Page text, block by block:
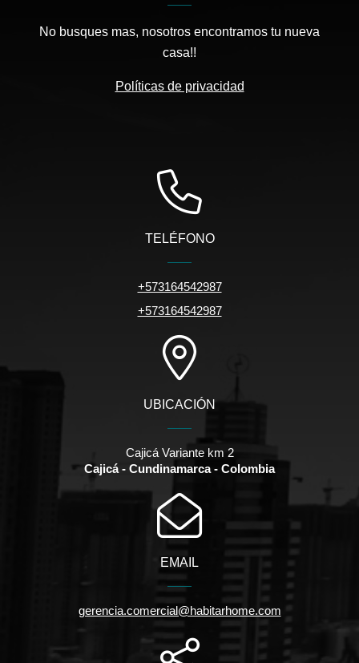
No busques mas, nosotros encontramos tu nueva
casa!!
Políticas de privacidad
TELÉFONO
+573164542987
+573164542987
UBICACIÓN
Cajicá Variante km 2
Cajicá - Cundinamarca - Colombia
EMAIL
gerencia.comercial@habitarhome.com